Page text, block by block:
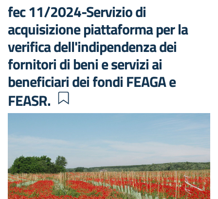
fec 11/2024-Servizio di
acquisizione piattaforma per la
verifica dell'indipendenza dei
fornitori di beni e servizi ai
beneficiari dei fondi FEAGA e
FEASR.